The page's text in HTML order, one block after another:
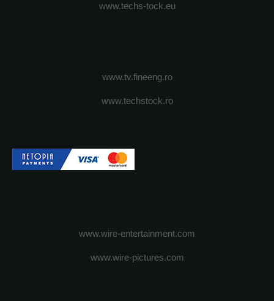
www.techs-tock.eu
www.tv.fineeng.ro
www.techstock.ro
www.wire-entertainment.com
www.wire-pictures.com